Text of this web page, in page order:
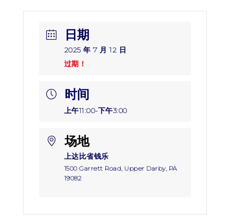
日期
2025 年 7 月 12 日
过期！
时间
上午11:00-下午3:00
场地
上达比省钱乐
1500 Garrett Road, Upper Darby, PA
19082